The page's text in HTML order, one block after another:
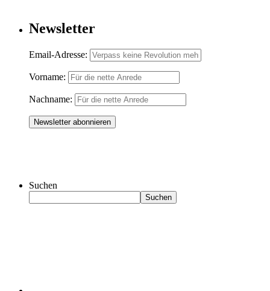
Newsletter
Email-Adresse:
Vorname:
Nachname:
Suchen
Suchen